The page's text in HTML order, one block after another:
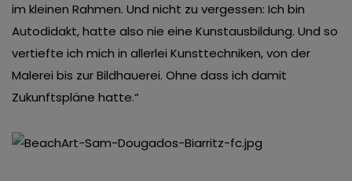
im kleinen Rahmen. Und nicht zu vergessen: Ich bin
Autodidakt, hatte also nie eine Kunstausbildung. Und so
vertiefte ich mich in allerlei Kunsttechniken, von der
Malerei bis zur Bildhauerei. Ohne dass ich damit
Zukunftspläne hatte.“